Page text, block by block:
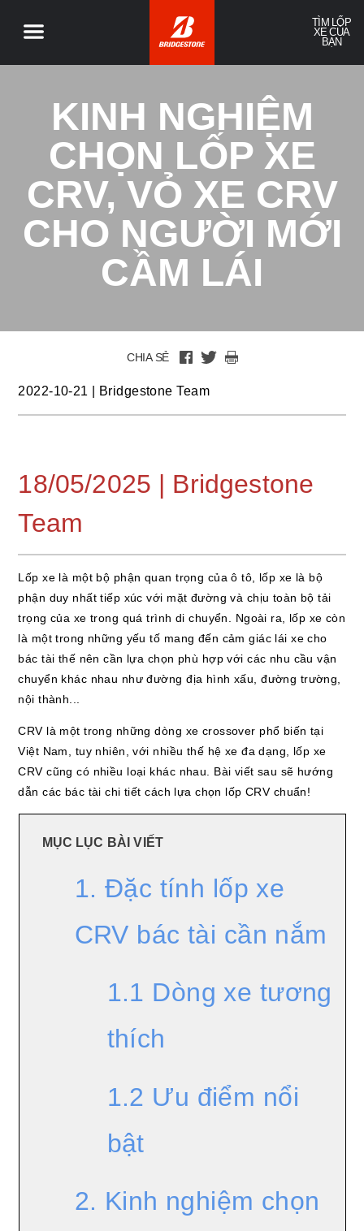
TÌM LỐP
XE CỦA
BẠN
KINH NGHIỆM
CHỌN LỐP XE
CRV, VỎ XE CRV
CHO NGƯỜI MỚI
CẦM LÁI
CHIA SẺ
2022-10-21 Bridgestone Team
18/05/2025 | Bridgestone
Team
Lốp xe là một bộ phận quan trọng của ô tô, lốp xe là bộ
phận duy nhất tiếp xúc với mặt đường và chịu toàn bộ tải
trọng của xe trong quá trình di chuyển. Ngoài ra, lốp xe còn
là một trong những yếu tố mang đến cảm giác lái xe cho
bác tài thế nên cần lựa chọn phù hợp với các nhu cầu vận
chuyển khác nhau như đường địa hình xấu, đường trường,
nội thành...
CRV là một trong những dòng xe crossover phổ biến tại
Việt Nam, tuy nhiên, với nhiều thế hệ xe đa dạng, lốp xe
CRV cũng có nhiều loại khác nhau. Bài viết sau sẽ hướng
dẫn các bác tài chi tiết cách lựa chọn lốp CRV chuẩn!
MỤC LỤC BÀI VIẾT
1. Đặc tính lốp xe
CRV bác tài cần nắm
1.1 Dòng xe tương
thích
1.2 Ưu điểm nổi
bật
2. Kinh nghiệm chọn